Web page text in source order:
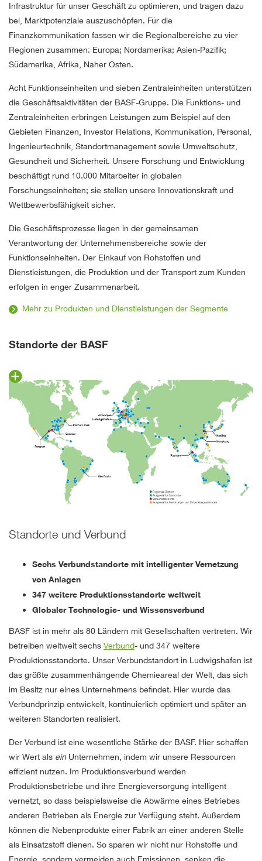
Infrastruktur für unser Geschäft zu optimieren, und tragen dazu
bei, Marktpotenziale auszuschöpfen. Für die
Finanzkommunikation fassen wir die Regionalbereiche zu vier
Regionen zusammen: Europa; Nordamerika; Asien-Pazifik;
Südamerika, Afrika, Naher Osten.
Acht Funktionseinheiten und sieben Zentraleinheiten unterstützen
die Geschäftsaktivitäten der BASF-Gruppe. Die Funktions- und
Zentraleinheiten erbringen Leistungen zum Beispiel auf den
Gebieten Finanzen, Investor Relations, Kommunikation, Personal,
Ingenieurtechnik, Standortmanagement sowie Umweltschutz,
Gesundheit und Sicherheit. Unsere Forschung und Entwicklung
beschäftigt rund 10.000 Mitarbeiter in globalen
Forschungseinheiten; sie stellen unsere Innovationskraft und
Wettbewerbsfähigkeit sicher.
Die Geschäftsprozesse liegen in der gemeinsamen
Verantwortung der Unternehmensbereiche sowie der
Funktionseinheiten. Der Einkauf von Rohstoffen und
Dienstleistungen, die Produktion und der Transport zum Kunden
erfolgen in enger Zusammenarbeit.
Mehr zu Produkten und Dienstleistungen der Segmente
Standorte der BASF
Standorte und Verbund
Sechs Verbundstandorte mit intelligenter Vernetzung
von Anlagen
347 weitere Produktionsstandorte weltweit
Globaler Technologie- und Wissensverbund
BASF ist in mehr als 80 Ländern mit Gesellschaften vertreten. Wir
betreiben weltweit sechs Verbund- und 347 weitere
Produktionsstandorte. Unser Verbundstandort in Ludwigshafen ist
das größte zusammenhängende Chemieareal der Welt, das sich
im Besitz nur eines Unternehmens befindet. Hier wurde das
Verbundprinzip entwickelt, kontinuierlich optimiert und später an
weiteren Standorten realisiert.
Der Verbund ist eine wesentliche Stärke der BASF. Hier schaffen
wir Wert als einUnternehmen, indem wir unsere Ressourcen
effizient nutzen. Im Produktionsverbund werden
Produktionsbetriebe und ihre Energieversorgung intelligent
vernetzt, so dass beispielsweise die Abwärme eines Betriebes
anderen Betrieben als Energie zur Verfügung steht. Außerdem
können die Nebenprodukte einer Fabrik an einer anderen Stelle
als Einsatzstoff dienen. So sparen wir nicht nur Rohstoffe und
Energie, sondern vermeiden auch Emissionen, senken die